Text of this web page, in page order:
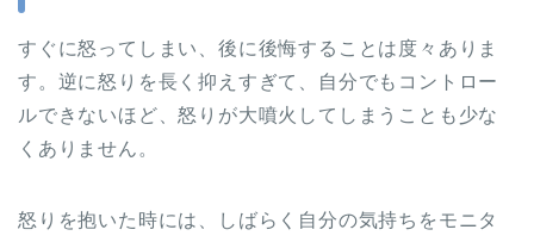
すぐに怒ってしまい、後に後悔することは度々ありま
す。逆に怒りを長く抑えすぎて、自分でもコントロー
ルできないほど、怒りが大噴火してしまうことも少な
くありません。
怒りを抱いた時には、しばらく自分の気持ちをモニタ